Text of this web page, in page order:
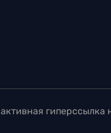
гиперссылка